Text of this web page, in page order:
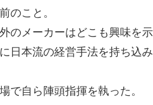
のこと。
のメーカーはどこも興味を示
日本流の経営手法を持ち込
で自ら陣頭指揮を執った。